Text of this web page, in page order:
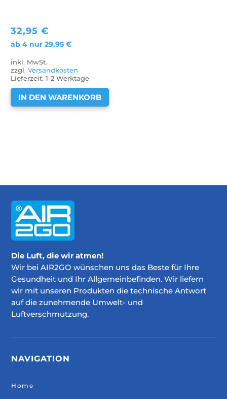
32,95€
ab 4 nur29,95€
inkl. MwSt.
zzgl.Versandkosten
Lieferzeit:1-2 Werktage
IN DEN WARENKORB
Die Luft, die wir atmen!
Wir bei AIR2GO wünschen uns das Beste für Ihre
Gesundheit und Ihr Allgemeinbefinden. Wir liefern
wir mit unseren Produkten die technische Antwort
auf die zunehmende Umwelt- und
Luftverschmutzung.
NAVIGATION
Home